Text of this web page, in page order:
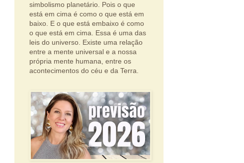
simbolismo planetário. Pois o que
está em cima é como o que está em
baixo. E o que está embaixo é como
o que está em cima. Essa é uma das
leis do universo. Existe uma relação
entre a mente universal e a nossa
própria mente humana, entre os
acontecimentos do céu e da Terra.